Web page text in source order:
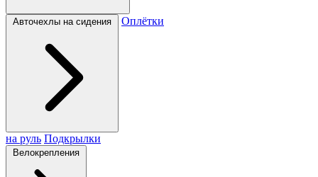
Авточехлы на сидения Оплётки
на руль Подкрылки
Велокрепления